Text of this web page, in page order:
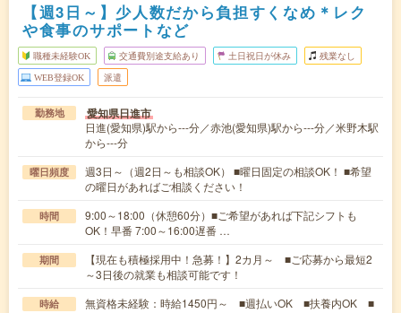
【週3日～】少人数だから負担すくなめ＊レク
や食事のサポートなど
職種未経験OK 交通費別途支給あり 土日祝日が休み 残業なし
WEB登録OK 派遣
勤務地 愛知県日進市
日進(愛知県)駅から---分／赤池(愛知県)駅から---分／米野木駅
から---分
曜日頻度
週3日～（週2日～も相談OK） ■曜日固定の相談OK！ ■希望
の曜日があればご相談ください！
時間
9:00～18:00（休憩60分）■ご希望があれば下記シフトも
OK！早番 7:00～16:00遅番 …
期間
【現在も積極採用中！急募！】2カ月～ ■ご応募から最短2
～3日後の就業も相談可能です！
時給
無資格未経験：時給1450円～ ■週払いOK ■扶養内OK ■